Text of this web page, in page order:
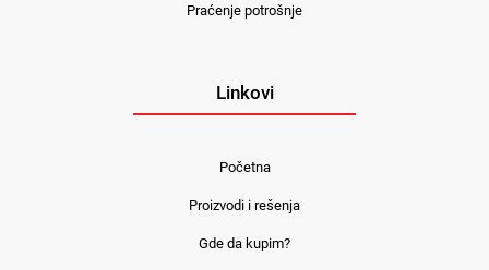
Praćenje potrošnje
Linkovi
Početna
Proizvodi i rešenja
Gde da kupim?